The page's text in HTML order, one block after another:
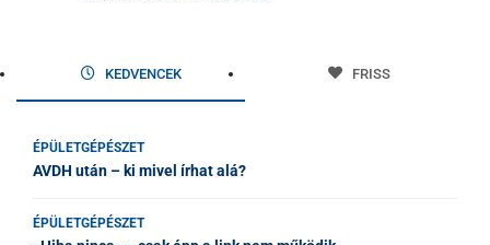
KEDVENCEK FRISS
ÉPÜLETGÉPÉSZET
AVDH után – ki mivel írhat alá?
ÉPÜLETGÉPÉSZET